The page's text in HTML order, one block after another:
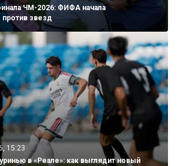
ЧМ-2026: ФИФА начала
против звезд
15:23
в «Реале»: как выглядит новый